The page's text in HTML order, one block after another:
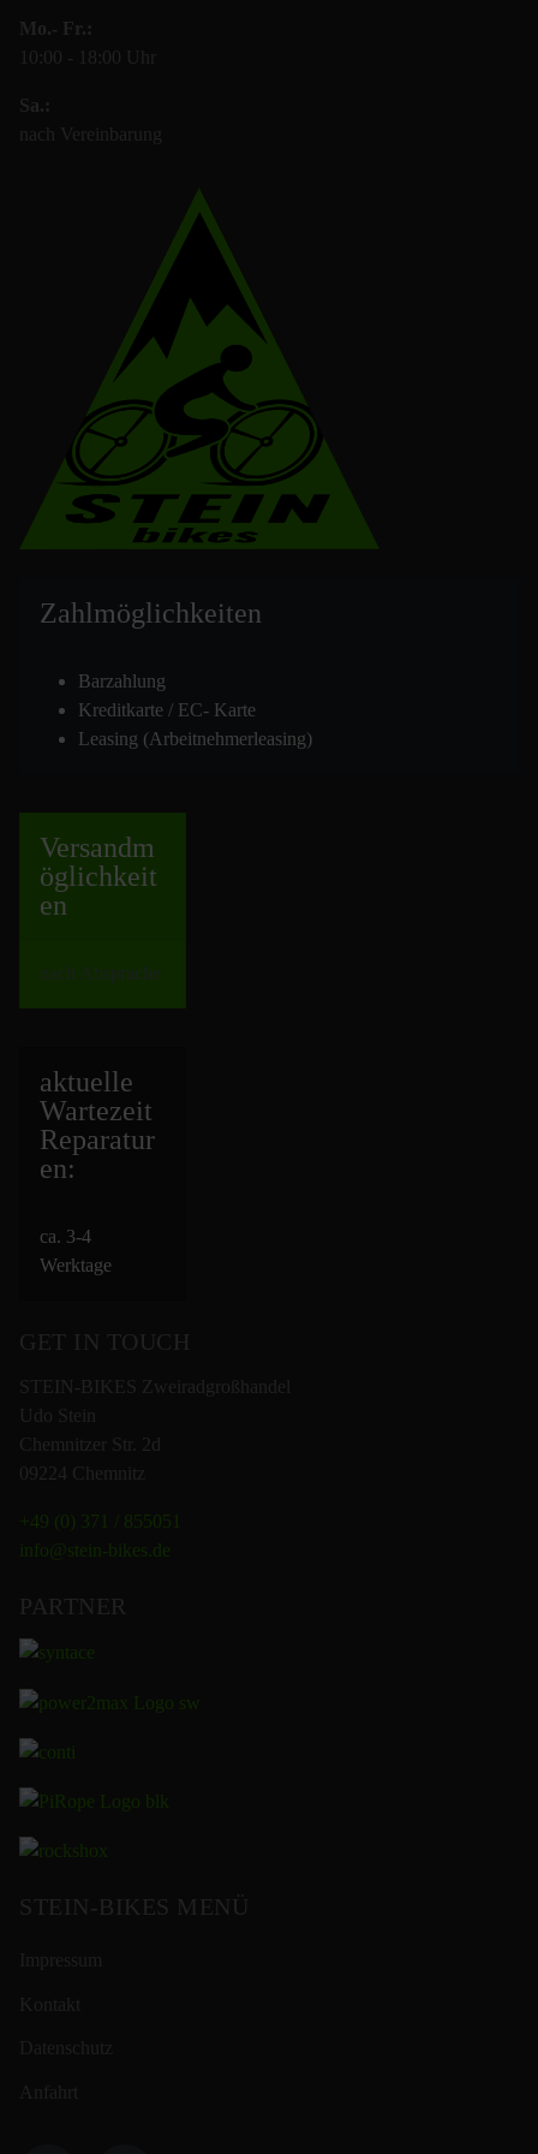
Mo.- Fr.:
10:00 - 18:00 Uhr
Sa.:
nach Vereinbarung
Zahlmöglichkeiten
Barzahlung
Kreditkarte / EC- Karte
Leasing (Arbeitnehmerleasing)
Versandm
öglichkeit
en
nach Absprache
aktuelle
Wartezeit
Reparatur
en:
ca. 3-4
Werktage
GET IN TOUCH
STEIN-BIKES Zweiradgroßhandel
Udo Stein
Chemnitzer Str. 2d
09224 Chemnitz
+49 (0) 371 / 855051
info@stein-bikes.de
PARTNER
STEIN-BIKES MENÜ